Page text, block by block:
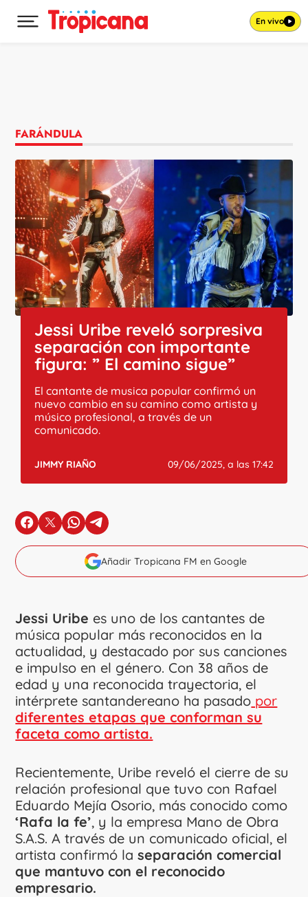
Desplegar menú principal En vivo
FARÁNDULA
Jessi Uribe reveló sorpresiva
separación con importante
figura: ” El camino sigue”
El cantante de musica popular confirmó un
nuevo cambio en su camino como artista y
músico profesional, a través de un
comunicado.
JIMMY RIAÑO 09/06/2025, a las 17:42
en Facebook
en Xen Whatsapp
en Telegram
Añadir Tropicana FM en Google
Jessi Uribe es uno de los cantantes de
música popular más reconocidos en la
actualidad, y destacado por sus canciones
e impulso en el género. Con 38 años de
edad y una reconocida trayectoria, el
intérprete santandereano ha pasado por
diferentes etapas que conforman su
faceta como artista.
Recientemente, Uribe reveló el cierre de su
relación profesional que tuvo con Rafael
Eduardo Mejía Osorio, más conocido como
‘Rafa la fe’, y la empresa Mano de Obra
S.A.S. A través de un comunicado oficial, el
artista confirmó laseparación comercial
que mantuvo con el reconocido
empresario.